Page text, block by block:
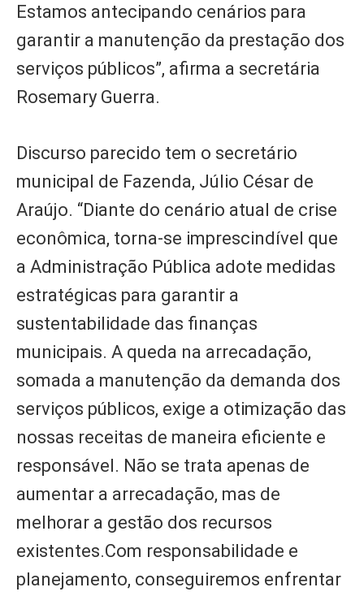
Estamos antecipando cenários para
garantir a manutenção da prestação dos
serviços públicos”, afirma a secretária
Rosemary Guerra.
Discurso parecido tem o secretário
municipal de Fazenda, Júlio César de
Araújo. “Diante do cenário atual de crise
econômica, torna-se imprescindível que
a Administração Pública adote medidas
estratégicas para garantir a
sustentabilidade das finanças
municipais. A queda na arrecadação,
somada a manutenção da demanda dos
serviços públicos, exige a otimização das
nossas receitas de maneira eficiente e
responsável. Não se trata apenas de
aumentar a arrecadação, mas de
melhorar a gestão dos recursos
existentes.Com responsabilidade e
planejamento, conseguiremos enfrentar